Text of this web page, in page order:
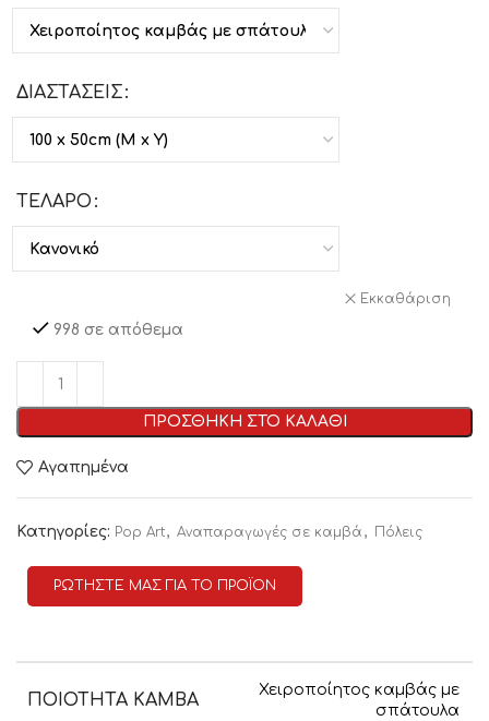
ΔΙΑΣΤΑΣΕΙΣ
ΤΕΛΑΡΟ
Εκκαθάριση
998 σε απόθεμα
ΠΡΟΣΘΗΚΗ ΣΤΟ ΚΑΛΑΘΙ
Αγαπημένα
Κατηγορίες: Pop Art, Αναπαραγωγές σε καμβά , Πόλεις
ΡΩΤΗΣΤΕ ΜΑΣ ΓΙΑ ΤΟ ΠΡΟΪΟΝ
ΠΟΙΟΤΗΤΑ ΚΑΜΒΑ
Χειροποίητος καμβάς με
σπάτουλα